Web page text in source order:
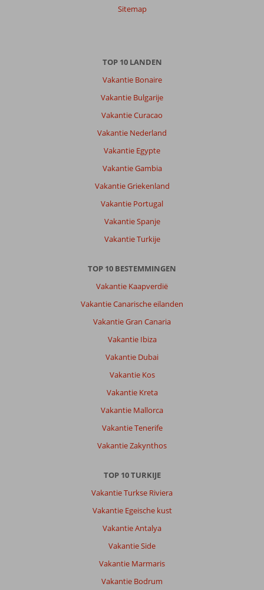
Sitemap
TOP 10 LANDEN
Vakantie Bonaire
Vakantie Bulgarije
Vakantie Curacao
Vakantie Nederland
Vakantie Egypte
Vakantie Gambia
Vakantie Griekenland
Vakantie Portugal
Vakantie Spanje
Vakantie Turkije
TOP 10 BESTEMMINGEN
Vakantie Kaapverdië
Vakantie Canarische eilanden
Vakantie Gran Canaria
Vakantie Ibiza
Vakantie Dubai
Vakantie Kos
Vakantie Kreta
Vakantie Mallorca
Vakantie Tenerife
Vakantie Zakynthos
TOP 10 TURKIJE
Vakantie Turkse Riviera
Vakantie Egeische kust
Vakantie Antalya
Vakantie Side
Vakantie Marmaris
Vakantie Bodrum